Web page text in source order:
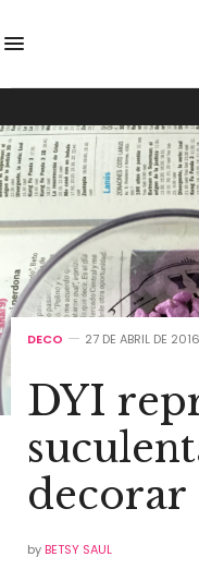
DECO 27 DE ABRIL DE 2016
DYI
decorar
by BETSY SAUL